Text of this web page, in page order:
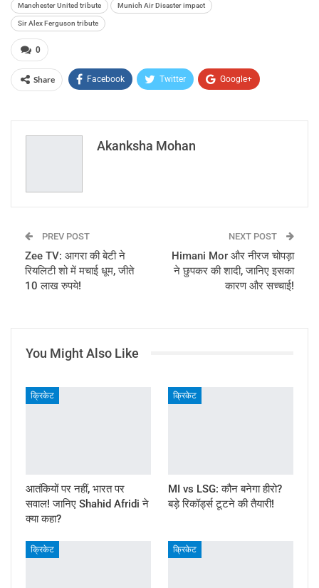
Manchester United tribute Munich Air Disaster impact
Sir Alex Ferguson tribute
0
Share Facebook Twitter Google+
Email
Akanksha Mohan
PREV POST
Zee TV: आगरा की बेटी ने
रियलिटी शो में मचाई धूम, जीते
10 लाख रुपये!
NEXT POST
Himani Mor और नीरज चोपड़ा
ने छुपकर की शादी, जानिए इसका
कारण और सच्चाई!
You Might Also Like
क्रिकेट
आतंकियों पर नहीं, भारत पर
सवाल! जानिए Shahid Afridi ने
क्या कहा?
क्रिकेट
MI vs LSG: कौन बनेगा हीरो?
बड़े रिकॉर्ड्स टूटने की तैयारी!
क्रिकेट क्रिकेट